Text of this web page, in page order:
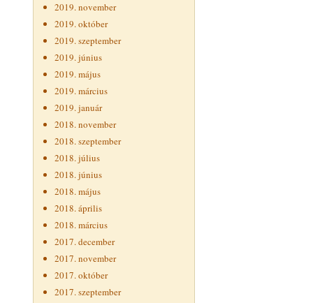
2019. november
2019. október
2019. szeptember
2019. június
2019. május
2019. március
2019. január
2018. november
2018. szeptember
2018. július
2018. június
2018. május
2018. április
2018. március
2017. december
2017. november
2017. október
2017. szeptember